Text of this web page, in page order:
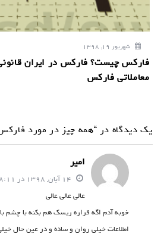
شهریور 19, 1398
فارکس چیست؟ فارکس در ایران
معاملاتی فارکس
یک دیدگاه در “همه چیز در مورد
امیر
عالی عالی عالی
خوبه آدم اگه قراره ریسک هم بکنه با چشم
اطلاعات خیلی روان و ساده و در عین حال